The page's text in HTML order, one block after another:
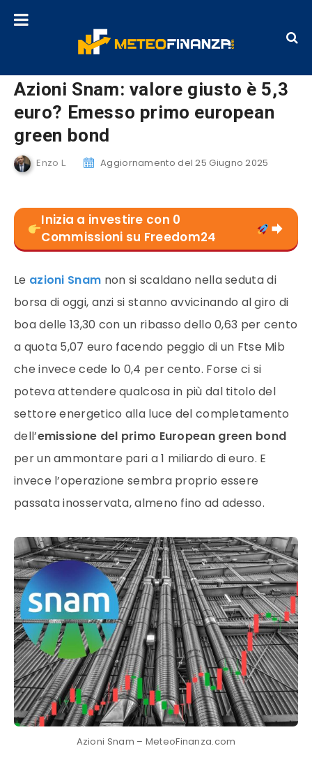
Azioni Snam: valore giusto è 5,3
euro? Emesso primo european
green bond
Enzo L. Aggiornamento del 25 Giugno 2025
Inizia a investire con 0
Commissioni su Freedom24
Le azioni Snam non si scaldano nella seduta di
borsa di oggi, anzi si stanno avvicinando al giro di
boa delle 13,30 con un ribasso dello 0,63 per cento
a quota 5,07 euro facendo peggio di un Ftse Mib
che invece cede lo 0,4 per cento. Forse ci si
poteva attendere qualcosa in più dal titolo del
settore energetico alla luce del completamento
dell’emissione del primo European green bond
per un ammontare pari a 1 miliardo di euro. E
invece l’operazione sembra proprio essere
passata inosservata, almeno fino ad adesso.
Azioni Snam – MeteoFinanza.com